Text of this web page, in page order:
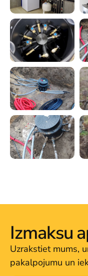
Izmaksu
Uzrakstiet mums,
pakalpojumu un